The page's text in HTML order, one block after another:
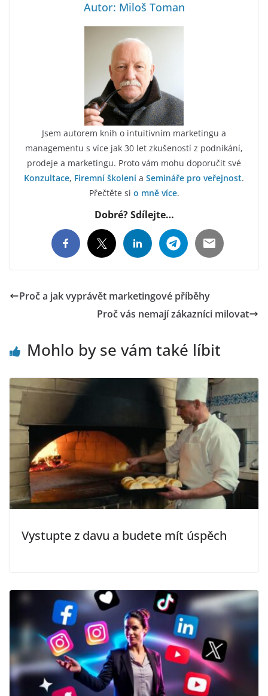
Autor: Miloš Toman
Jsem autorem knih o intuitivním marketingu a
managementu s více jak 30 let zkušeností z podnikání,
prodeje a marketingu. Proto vám mohu doporučit své
Konzultace, Firemní školení a Semináře pro veřejnost.
Přečtěte si o mně více.
Dobré? Sdílejte…
Proč a jak vyprávět marketingové příběhy
Proč vás nemají zákazníci milovat
Mohlo by se vám také líbit
Vystupte z davu a budete mít úspěch